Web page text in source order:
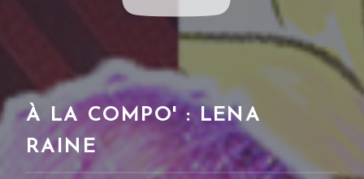
À LA COMPO' : LENA
RAINE